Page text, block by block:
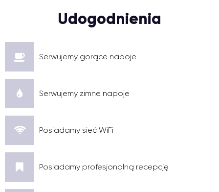
Udogodnienia
Serwujemy gorące napoje
Serwujemy zimne napoje
Posiadamy sieć WiFi
Posiadamy profesjonalną recepcję